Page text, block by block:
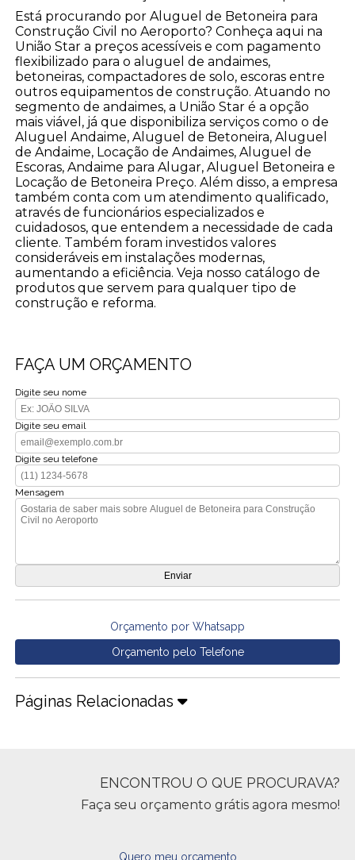
Está procurando por Aluguel de Betoneira para
Construção Civil no Aeroporto? Conheça aqui na
União Star a preços acessíveis e com pagamento
flexibilizado para o aluguel de andaimes,
betoneiras, compactadores de solo, escoras entre
outros equipamentos de construção. Atuando no
segmento de andaimes, a União Star é a opção
mais viável, já que disponibiliza serviços como o de
Aluguel Andaime, Aluguel de Betoneira, Aluguel
de Andaime, Locação de Andaimes, Aluguel de
Escoras, Andaime para Alugar, Aluguel Betoneira e
Locação de Betoneira Preço. Além disso, a empresa
também conta com um atendimento qualificado,
através de funcionários especializados e
cuidadosos, que entendem a necessidade de cada
cliente. Também foram investidos valores
consideráveis em instalações modernas,
aumentando a eficiência. Veja nosso catálogo de
produtos que servem para qualquer tipo de
construção e reforma.
FAÇA UM ORÇAMENTO
Digite seu nome
Digite seu email
Digite seu telefone
Mensagem
Orçamento por Whatsapp
Orçamento pelo Telefone
Páginas Relacionadas
ENCONTROU O QUE PROCURAVA?
Faça seu orçamento grátis agora mesmo!
Quero meu orçamento